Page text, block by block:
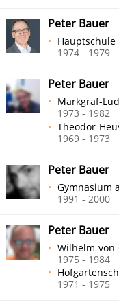
Peter Bauer
1974 - 1979
Peter Bauer
Markgraf-
1973 - 1982
Theodor-
1969 - 1973
Peter Bauer
Gymnasium
1991 - 2000
Peter Bauer
Wilhelm-
1975 - 1984
1971 - 1975